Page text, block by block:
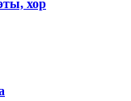
хор